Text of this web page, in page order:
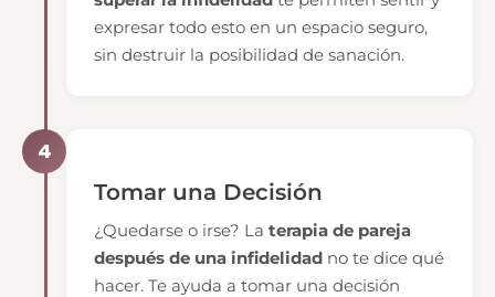
expresar todo esto en un espacio seguro,
sin destruir la posibilidad de sanación.
4
Tomar una Decisión
¿Quedarse o irse? La terapia de pareja
después de una infidelidad no te dice qué
hacer. Te ayuda a tomar una decisión